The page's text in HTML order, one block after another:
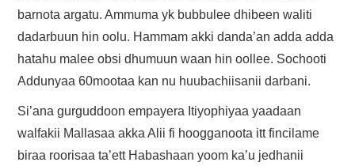
barnota argatu. Ammuma yk bubbulee dhibeen waliti
dadarbuun hin oolu. Hammam akki danda’an adda adda
hatahu malee obsi dhumuun waan hin oollee. Sochooti
Addunyaa 60mootaa kan nu huubachiisanii darbani.
Si’ana gurguddoon empayera Itiyophiyaa yaadaan
walfakii Mallasaa akka Alii fi hoogganoota itt fincilame
biraa roorisaa ta’ett Habashaan yoom ka’u jedhanii